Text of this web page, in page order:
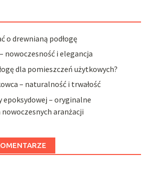
o drewnianą podłogę
nowoczesność i elegancja
dla pomieszczeń użytkowych?
– naturalność i trwałość
epoksydowej – oryginalne
aranżacji